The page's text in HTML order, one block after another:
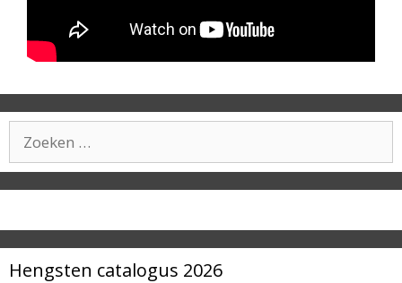
naar:
Hengsten catalogus 2026